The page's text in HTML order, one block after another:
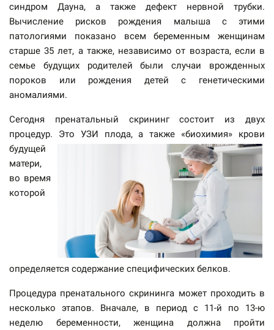
синдром Дауна, а также дефект нервной трубки.
Вычисление рисков рождения малыша с этими
патологиями показано всем беременным женщинам
старше 35 лет, а также, независимо от возраста, если в
семье будущих родителей были случаи врожденных
пороков или рождения детей с генетическими
аномалиями.
Сегодня пренатальный скрининг состоит из двух
процедур. Это УЗИ плода, а также «биохимия» крови
будущей
матери,
во время
которой
определяется содержание специфических белков.
Процедура пренатального скрининга может проходить в
несколько этапов. Вначале, в период с 11-й по 13-ю
неделю беременности, женщина должна пройти